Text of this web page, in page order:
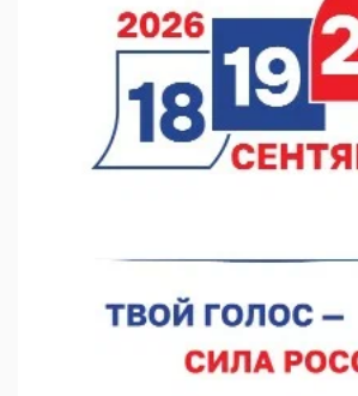
Тульские мастера и сегодня куют славу
07.08.2026 10:15